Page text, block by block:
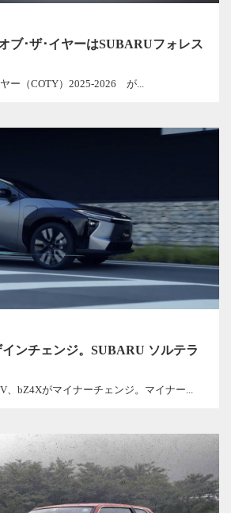
ブ･ザ･イヤーはSUBARUフォレス
ー（COTY）2025-2026 が...
インチェンジ。SUBARU ソルテラ
、bZ4Xがマイナーチェンジ。マイナー...